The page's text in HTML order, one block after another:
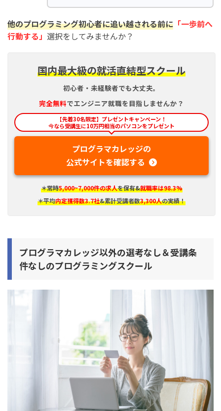
他のプログラミング初心者に追い越される前に 「一歩前へ
行動する」 選択をしてみませんか？
国内最大級の就活直結型スクール
初心者・未経験者でも大丈夫。
完全無料でエンジニア就職を目指しませんか？
【先着30名限定】プレゼントキャンペーン！
今なら受講生に10万円相当のパソコンをプレゼント
プログラマカレッジの
公式サイトを確認する
＊常時5,000~7,000件の求人を保有&就職率は98.3%
＊平均内定獲得数3.7社&累計受講者数3,300人の実績！
プログラマカレッジ以外の選考なし＆受講条
件なしのプログラミングスクール